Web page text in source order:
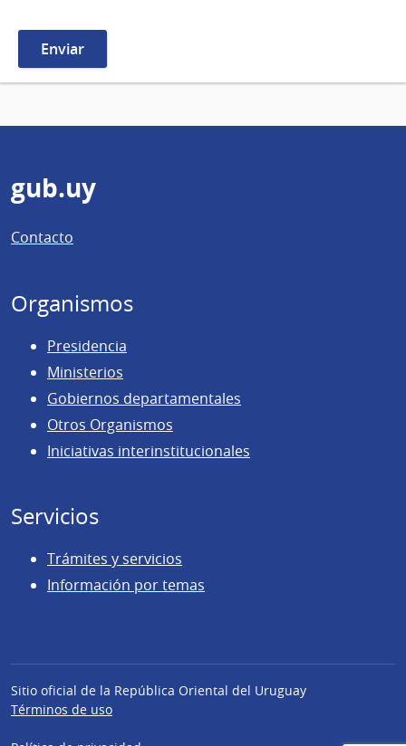
Pie
de
página
gub.uy
Contacto
Organismos
Presidencia
Ministerios
Gobiernos departamentales
Otros Organismos
Iniciativas interinstitucionales
Servicios
Trámites y servicios
Información por temas
Sitio oficial de la República Oriental del Uruguay
Términos de uso